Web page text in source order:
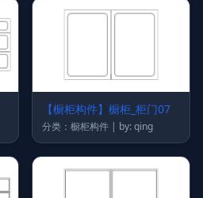
【橱柜构件】橱柜_柜门07
分类：橱柜构件 | by: qing